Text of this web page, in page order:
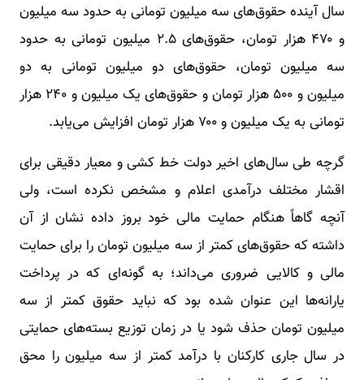
سال آینده حقوق‌های سه میلیون تومانی به حدود سه میلیون
و ۴۷۰ هزار تومان، حقوق‌های ۲.۵ میلیون تومانی به حدود
سه میلیون تومان، حقوق‌های دو میلیون تومانی به دو
میلیون و ۵۰۰ هزار تومان و حقوق‌های یک میلیون و ۲۴۰ هزار
تومانی به یک میلیون و ۷۰۰ هزار تومان افزایش می‌یابد.
گرچه طی سال‌های اخیر دولت خط کشی و معیار دقیقی برای
اقشار مختلف درآمدی اعلام و مشخص نکرده است، ولی
آنچه گاهاً هنگام حمایت مالی خود بروز داده نشان از آن
داشته که حقوق‌های کمتر از سه میلیون تومان را برای حمایت
مالی و کالایی ضروری می‌داند؛ به گونه‌ای که در پرداخت
یارانه‌ها این عنوان شده بود که نباید حقوق کمتر از سه
میلیون تومان حذف شود یا در زمان توزیع بسته‌های حمایتی
در سال جاری کارکنان با درآمد کمتر از سه میلیون را محق